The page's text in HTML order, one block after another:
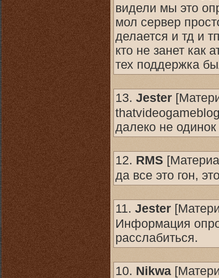
видели мы это
мол сервер
делается и тд и
кто не занет как
тех поддержка
13. Jester [
далеко не одинок
12. RMS [
да все это гон,
11. Jester [
Информация
расслабиться.
10. Nikwa [